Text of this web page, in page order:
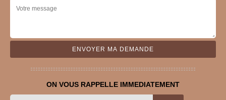
ON VOUS RAPPELLE IMMEDIATEMENT